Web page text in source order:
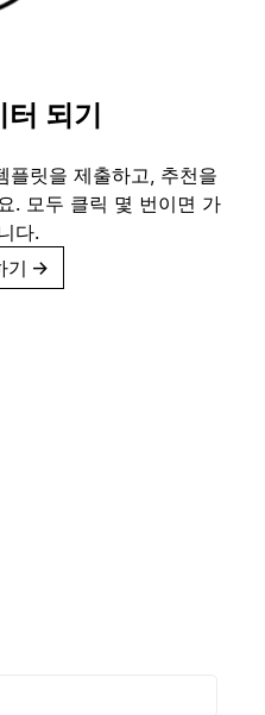
되기
릿을 제출하고, 추천을
. 모두 클릭 몇 번이면 가
다.
기 →